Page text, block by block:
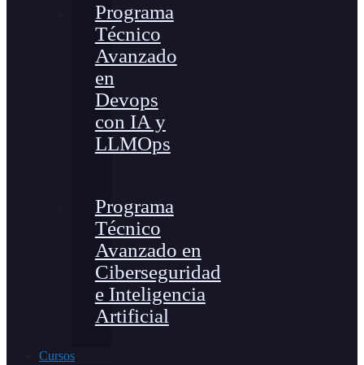
Programa
Técnico
Avanzado
en
Devops
con IA y
LLMOps
Programa
Técnico
Avanzado en
Ciberseguridad
e Inteligencia
Artificial
Cursos